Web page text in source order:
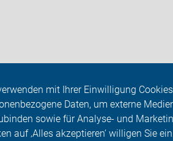
mit Ihrer Einwilligung
Daten, um externe
sowie für Analyse- und
auf ‚Alles akzeptieren‘ willigen Sie